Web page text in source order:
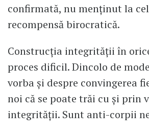
confirmată, nu menținut la
recompensă birocratică.
Construcția integrității în
proces dificil. Dincolo de
vorba și despre convingerea
noi că se poate trăi cu și prin
integrității. Sunt anti-corpii